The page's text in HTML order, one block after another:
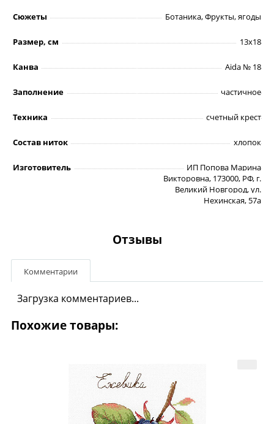
Сюжеты Ботаника, Фрукты, ягоды
Размер, см 13х18
Канва Aida № 18
Заполнение частичное
Техника счетный крест
Состав ниток хлопок
Изготовитель
ИП Попова Марина
Викторовна, 173000, РФ, г.
Великий Новгород, ул.
Нехинская, 57а
Отзывы
Комментарии
Загрузка комментариев...
Похожие товары: